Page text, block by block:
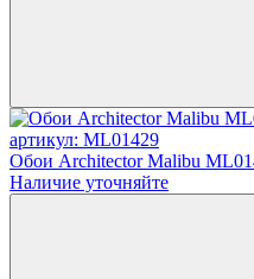
артикул: ML01429
Обои Architector Malibu
Наличие уточняйте